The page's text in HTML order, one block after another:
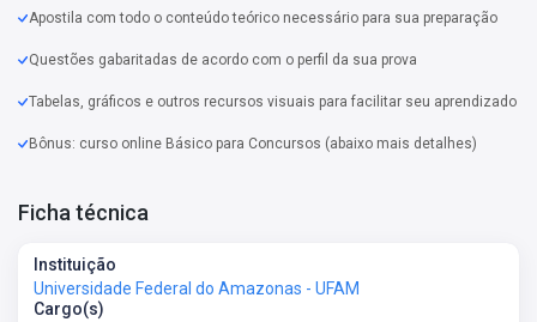
Apostila com todo o conteúdo teórico necessário para sua preparação
Questões gabaritadas de acordo com o perfil da sua prova
Tabelas, gráficos e outros recursos visuais para facilitar seu aprendizado
Bônus: curso online Básico para Concursos (abaixo mais detalhes)
Ficha técnica
Instituição
Universidade Federal do Amazonas - UFAM
Cargo(s)